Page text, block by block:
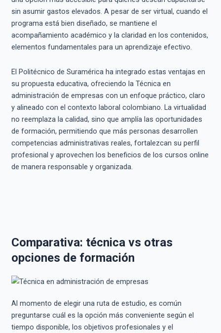
sin asumir gastos elevados. A pesar de ser virtual, cuando el
programa está bien diseñado, se mantiene el
acompañamiento académico y la claridad en los contenidos,
elementos fundamentales para un aprendizaje efectivo.
El Politécnico de Suramérica ha integrado estas ventajas en
su propuesta educativa, ofreciendo la Técnica en
administración de empresas con un enfoque práctico, claro
y alineado con el contexto laboral colombiano. La virtualidad
no reemplaza la calidad, sino que amplía las oportunidades
de formación, permitiendo que más personas desarrollen
competencias administrativas reales, fortalezcan su perfil
profesional y aprovechen los beneficios de los cursos online
de manera responsable y organizada.
Comparativa: técnica vs otras
opciones de formación
Al momento de elegir una ruta de estudio, es común
preguntarse cuál es la opción más conveniente según el
tiempo disponible, los objetivos profesionales y el